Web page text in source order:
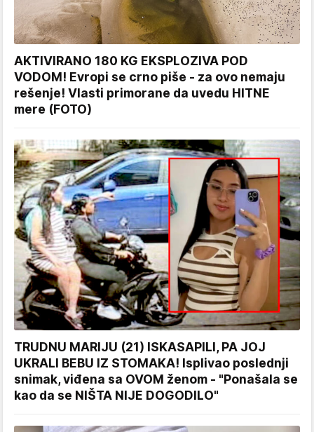
AKTIVIRANO 180 KG EKSPLOZIVA POD
VODOM! Evropi se crno piše - za ovo nemaju
rešenje! Vlasti primorane da uvedu HITNE
mere (FOTO)
TRUDNU MARIJU (21) ISKASAPILI, PA JOJ
UKRALI BEBU IZ STOMAKA! Isplivao poslednji
snimak, viđena sa OVOM ženom - "Ponašala se
kao da se NIŠTA NIJE DOGODILO"